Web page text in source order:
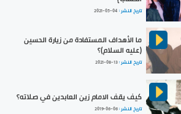
تاريخ النشر : 2021-05-04
ما الأهداف المستفادة من زيارة الحسين
(عليه السلام)؟
تاريخ النشر :2021-08-13
كيف يقف الامام زين العابدين في صلاته؟
تاريخ النشر :2019-06-06